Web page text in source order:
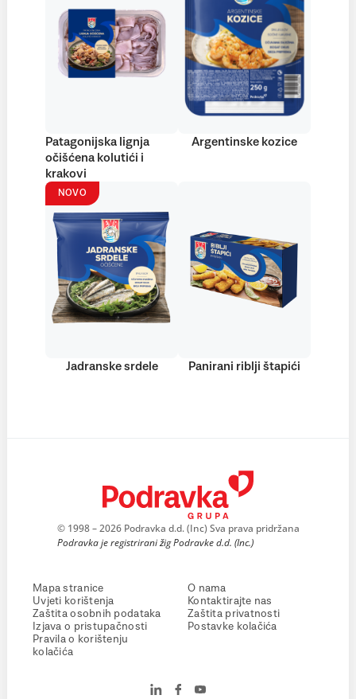
Patagonijska lignja
očišćena kolutići i
krakovi
Argentinske kozice
NOVO
Jadranske srdele Panirani riblji štapići
© 1998 – 2026 Podravka d.d. (Inc) Sva prava pridržana
Podravka je registrirani žig Podravke d.d. (Inc.)
Mapa stranice
Uvjeti korištenja
Zaštita osobnih podataka
Izjava o pristupačnosti
Pravila o korištenju
kolačića
O nama
Kontaktirajte nas
Zaštita privatnosti
Postavke kolačića